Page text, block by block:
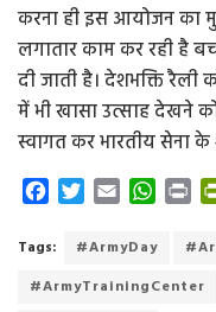
करना ही इस आयोजन का
लगातार काम कर रही है
दी जाती है। देशभक्ति
में भी खासा उत्साह देखने
स्वागत कर भारतीय सेना के
c
b
T
i
t
a
l
W
a
s
P
i
t
Tags: #ArmyDay
#ArmyTrainingCenter